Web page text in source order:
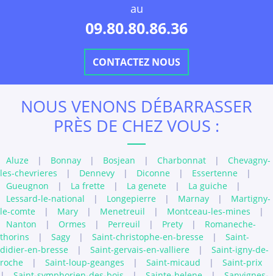
au
09.80.80.86.36
CONTACTEZ NOUS
NOUS VENONS DÉBARRASSER
PRÈS DE CHEZ VOUS :
Aluze | Bonnay | Bosjean | Charbonnat |
Chevagny-
les-chevrieres
| Dennevy | Diconne | Essertenne
|
Gueugnon
| La frette | La genete | La guiche
|
Lessard-le-national
| Longepierre | Marnay |
Martigny-
le-comte
| Mary | Menetreuil | Montceau-les-mines
|
Nanton
| Ormes | Perreuil | Prety |
Romaneche-
thorins
| Sagy | Saint-christophe-en-bresse |
Saint-
didier-en-bresse
| Saint-gervais-en-valliere |
Saint-igny-de-
roche
| Saint-loup-geanges | Saint-micaud |
Saint-prix